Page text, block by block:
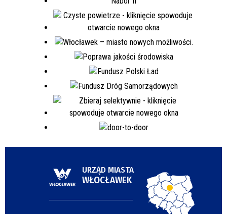
URZĄD MIASTA
WŁOCŁAWEK